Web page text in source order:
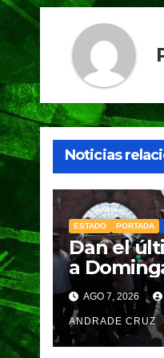
Noticias
ESTADO PORTADA
Dan el
a
mujer de
un asalto
Amozoc
AGO 7, 2026
ANDRADE CRUZ